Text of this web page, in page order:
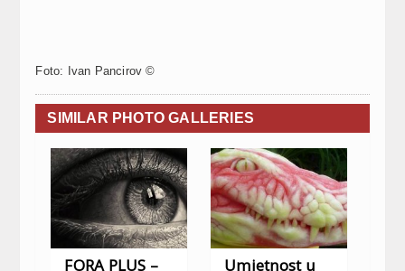
Foto: Ivan Pancirov ©
SIMILAR PHOTO GALLERIES
FORA PLUS – Umjetnost u